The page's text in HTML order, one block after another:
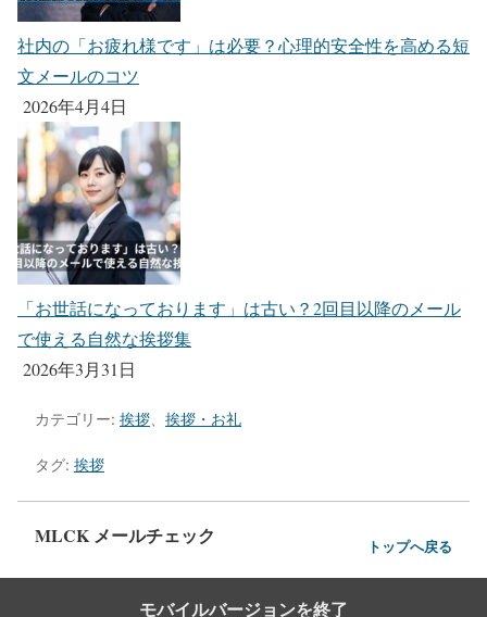
社内の「お疲れ様です」は必要？心理的安全性を高める短
文メールのコツ
2026年4月4日
「お世話になっております」は古い？2回目以降のメール
で使える自然な挨拶集
2026年3月31日
カテゴリー: 挨拶 挨拶・お礼
タグ: 挨拶
MLCK メールチェック トップへ戻る
モバイルバージョンを終了